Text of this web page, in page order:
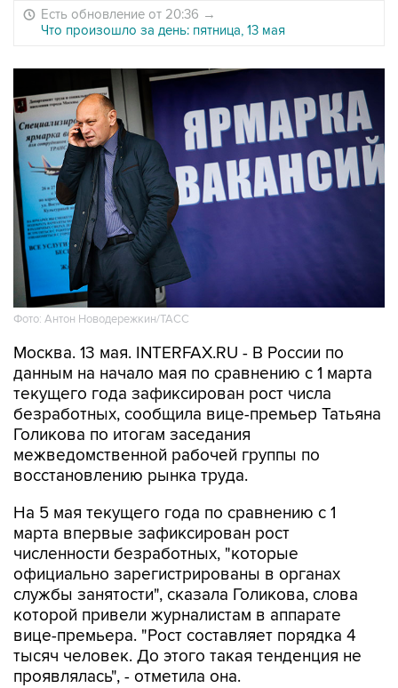
Есть обновление от 20:36 →
Что произошло за день: пятница, 13 мая
Фото: Антон Новодережкин/ТАСС
Москва. 13 мая. INTERFAX.RU - В России по
данным на начало мая по сравнению с 1 марта
текущего года зафиксирован рост числа
безработных, сообщила вице-премьер Татьяна
Голикова по итогам заседания
межведомственной рабочей группы по
восстановлению рынка труда.
На 5 мая текущего года по сравнению с 1
марта впервые зафиксирован рост
численности безработных, "которые
официально зарегистрированы в органах
службы занятости", сказала Голикова, слова
которой привели журналистам в аппарате
вице-премьера. "Рост составляет порядка 4
тысяч человек. До этого такая тенденция не
проявлялась", - отметила она.